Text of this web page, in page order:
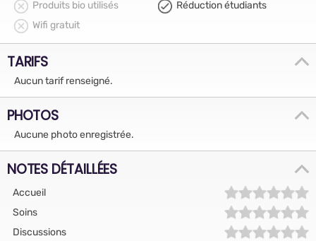
Produits bio utilisés
Réduction étudiants
Wifi gratuit
TARIFS
Aucun tarif renseigné.
PHOTOS
Aucune photo enregistrée.
NOTES DÉTAILLÉES
Accueil
Soins
Discussions